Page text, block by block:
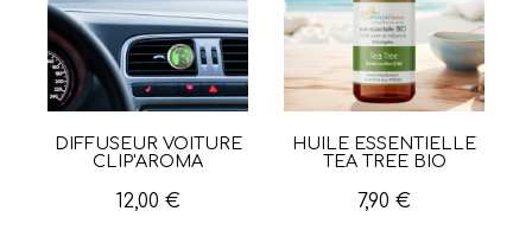
Aperçu rapide
DIFFUSEUR VOITURE
CLIP'AROMA
12,00 €
Aperçu rapide
HUILE ESSENTIELLE
TEA TREE BIO
7,90 €